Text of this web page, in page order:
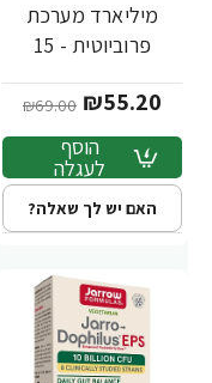
מיליארד מערכת
פרוביוטית - 15
Jarrow Formulas
₪55.20
₪69.00
הוסף
לעגלה
האם יש לך שאלה?